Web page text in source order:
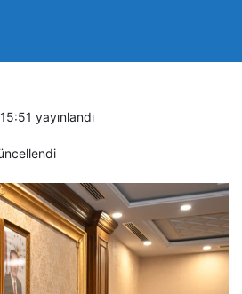
Vali Aktaş’a
yayınlandı